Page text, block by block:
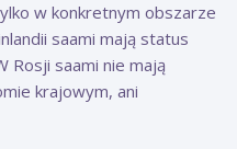
w konkretnym obszarze
saami mają status
Rosji saami nie mają
krajowym, ani